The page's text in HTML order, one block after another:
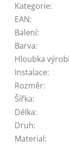
Kategorie:
EAN:
Balení:
Barva:
Hloubka
Instalace:
Rozměr:
Šířka:
Délka:
Druh:
Material: